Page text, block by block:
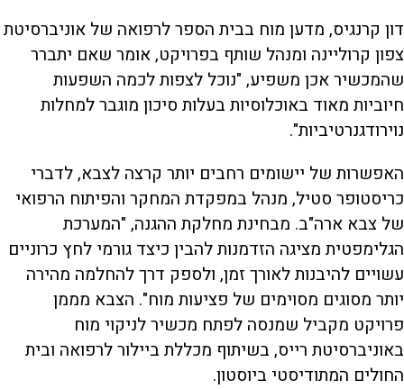
דון קרנגיס, מדען מוח בבית הספר לרפואה של אוניברסיטת
צפון קרוליינה ומנהל שותף בפרויקט, אומר שאם יתברר
שהמכשיר אכן משפיע, "נוכל לצפות לכמה השפעות
חיוביות מאוד באוכלוסיות בעלות סיכון מוגבר למחלות
נוירודגנרטיביות".
האפשרות של יישומים רחבים יותר קרצה לצבא, לדברי
כריסטופר סטיל, מנהל במפקדת המחקר והפיתוח הרפואי
של צבא ארה"ב. מבחינת מחלקת ההגנה, "המערכת
הגלימפטית מציגה הזדמנות להבין כיצד גורמי לחץ כרוניים
עשויים להיבנות לאורך זמן, ולספק דרך להחלמה מהירה
יותר מסוגים מסוימים של פציעות מוח". הצבא מממן
פרויקט מקביל שמנסה לפתח מכשיר לניקוי מוח
באוניברסיטת רייס, בשיתוף מכללת ביילור לרפואה ובית
החולים המתודיסטי ביוסטון.